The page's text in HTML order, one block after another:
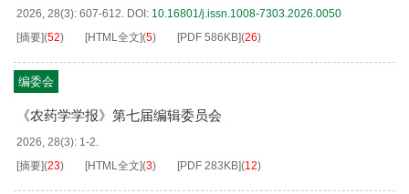
2026, 28(3): 607-612. DOI: 10.16801/j.issn.1008-7303.2026.0050
[摘要](52) [HTML全文](5) [PDF 586KB](26)
编委会
《农药学学报》第七届编辑委员会
2026, 28(3): 1-2.
[摘要](23) [HTML全文](3) [PDF 283KB](12)